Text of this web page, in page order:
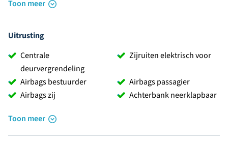
Toon meer
Uitrusting
Centrale
deurvergrendeling
Zijruiten elektrisch voor
Airbags bestuurder
Airbags passagier
Airbags zij
Achterbank neerklapbaar
Toon meer